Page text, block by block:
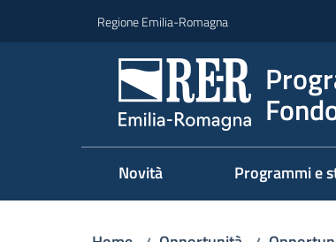
Regione Emilia-Romagna
Novità Programmi e